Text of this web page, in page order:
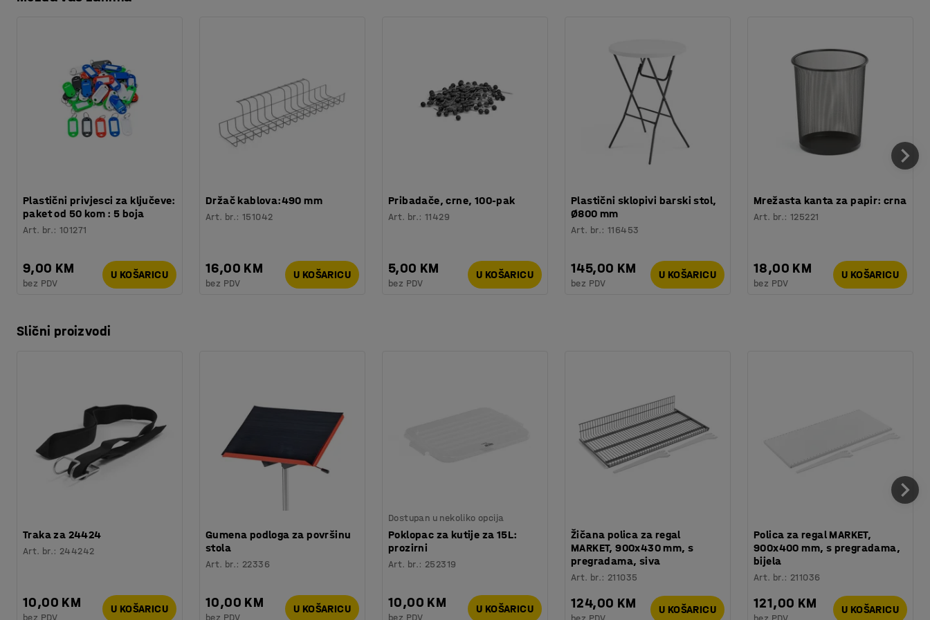
Težina : 0,2 kg
Plastični privjesci za ključeve:
paket od 50 kom : 5 boja
Art. br.:101271
9,00 KM
bez PDV
U KOŠARICU
Držač kablova:490 mm
Art. br.:151042
16,00 KM
bez PDV
U KOŠARICU
Pribadače, crne, 100-pak
Art. br.:11429
5,00 KM
bez PDV
U KOŠARICU
Plastični sklopivi barski stol,
Ø800 mm
Art. br.:116453
145,00 KM
bez PDV
U KOŠARICU
Mrežasta kanta za papir: crna
Art. br.:125221
18,00 KM
bez PDV
U KOŠARICU
Slični proizvodi
Traka za 24424
Art. br.: 244242
10,00 KM
bez PDV
U KOŠARICU
Gumena podloga za površinu
stola
Art. br.: 22336
10,00 KM
bez PDV
U KOŠARICU
Dostupan u nekoliko opcija
Poklopac za kutije za 15L:
prozirni
Art. br.: 252319
10,00 KM
bez PDV
U KOŠARICU
Žičana polica za regal
MARKET, 900x430 mm, s
pregradama, siva
Art. br.: 211035
124,00 KM U KOŠARICU
Polica za regal MARKET,
900x400 mm, s pregradama,
bijela
Art. br.: 211036
121,00 KM U KOŠARICU